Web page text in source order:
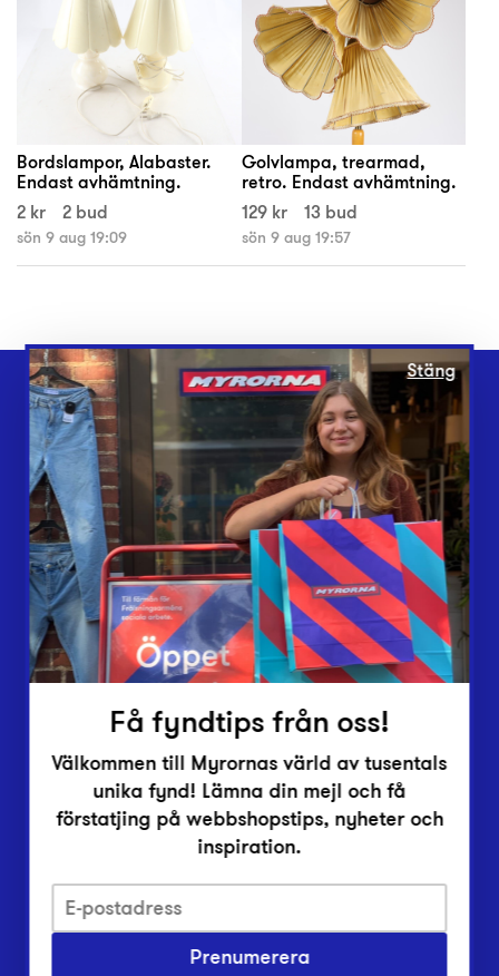
Bordslampor, Alabaster.
Endast avhämtning.
2 kr
2 bud
sön 9 aug 19:09
Golvlampa, trearmad,
retro. Endast avhämtning.
129 kr
13 bud
sön 9 aug 19:57
Webbshop
Butiker
Lämna in
Vårt överskott
Inlämningsplatser
Om Myrorna
Lediga jobb
Pressrum
Integritetsskyddspolicy
Har du frågor om onlineköp, leverans eller retur?
Stäng
Få fyndtips från oss!
Välkommen till Myrornas värld av tusentals
unika fynd! Lämna din mejl och få
förstatjing på webbshopstips, nyheter och
inspiration.
Prenumerera